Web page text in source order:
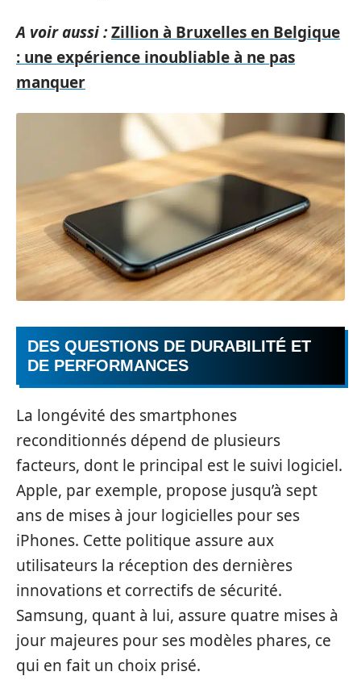
A voir aussi :Zillion à Bruxelles en Belgique
: une expérience inoubliable à ne pas
manquer
DES QUESTIONS DE DURABILITÉ ET
DE PERFORMANCES
La longévité des smartphones
reconditionnés dépend de plusieurs
facteurs, dont le principal est le suivi logiciel.
Apple, par exemple, propose jusqu’à sept
ans de mises à jour logicielles pour ses
iPhones. Cette politique assure aux
utilisateurs la réception des dernières
innovations et correctifs de sécurité.
Samsung, quant à lui, assure quatre mises à
jour majeures pour ses modèles phares, ce
qui en fait un choix prisé.